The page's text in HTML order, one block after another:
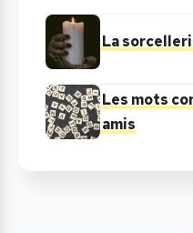
La
Les mots
amis